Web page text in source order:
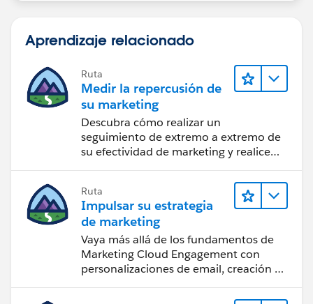
Aprendizaje relacionado
Ruta
Medir la repercusión de
su marketing
Descubra cómo realizar un
seguimiento de extremo a extremo de
su efectividad de marketing y realice
Ruta
Impulsar su estrategia
de marketing
Vaya más allá de los fundamentos de
Marketing Cloud Engagement con
personalizaciones de email, creación de